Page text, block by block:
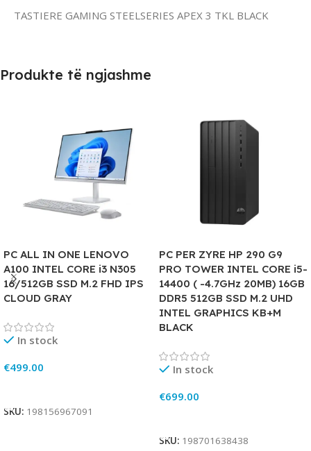
TASTIERE GAMING STEELSERIES APEX 3 TKL BLACK
Produkte të ngjashme
PC ALL IN ONE LENOVO
A100 INTEL CORE i3 N305
16/512GB SSD M.2 FHD IPS
CLOUD GRAY
In stock
€499.00
SKU: 198156967091
PC PER ZYRE HP 290 G9
PRO TOWER INTEL CORE i5-
14400 ( -4.7GHz 20MB) 16GB
DDR5 512GB SSD M.2 UHD
INTEL GRAPHICS KB+M
BLACK
In stock
€699.00
SKU: 198701638438